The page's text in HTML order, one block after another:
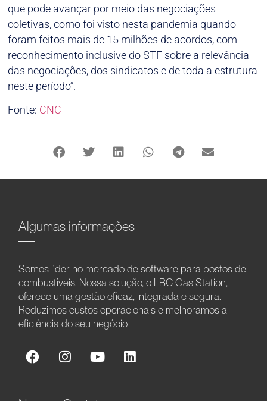
que pode avançar por meio das negociações
coletivas, como foi visto nesta pandemia quando
foram feitos mais de 15 milhões de acordos, com
reconhecimento inclusive do STF sobre a relevância
das negociações, dos sindicatos e de toda a estrutura
neste período”.
Fonte: CNC
Algumas informações
Somos líder no mercado de software para postos de
combustíveis. Nossa solução, o LBC Gas Station,
oferece uma gestão eficaz, integrada e segura.
Reduzimos custos operacionais e melhoramos a
eficiência do seu negócio.